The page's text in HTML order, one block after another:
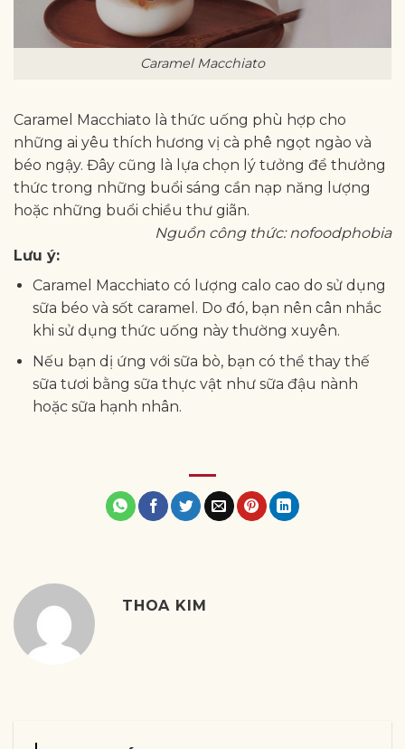
Caramel Macchiato
Caramel Macchiato là thức uống phù hợp cho
những ai yêu thích hương vị cà phê ngọt ngào và
béo ngậy. Đây cũng là lựa chọn lý tưởng để thưởng
thức trong những buổi sáng cần nạp năng lượng
hoặc những buổi chiều thư giãn.
Nguồn công thức: nofoodphobia
Lưu ý:
Caramel Macchiato có lượng calo cao do sử dụng
sữa béo và sốt caramel. Do đó, bạn nên cân nhắc
khi sử dụng thức uống này thường xuyên.
Nếu bạn dị ứng với sữa bò, bạn có thể thay thế
sữa tươi bằng sữa thực vật như sữa đậu nành
hoặc sữa hạnh nhân.
THOA KIM